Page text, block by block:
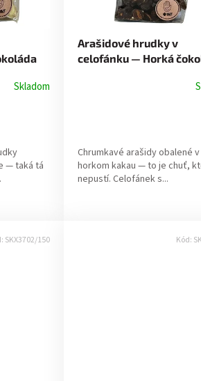
Skladom
— taká tá
Arašidové hrudky v
celofánku — Horká
Chrumkavé arašidy obalené v
horkom kakau — to je chuť,
nepustí. Celofánek s...
SKX3702/150 Kód: